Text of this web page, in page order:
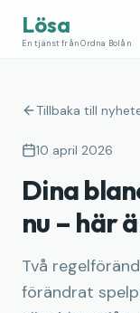
Lösa
En tjänst från Ordna Bolån
Tillbaka till
10 april 2026
Dina
nu – här
Två
förändrat